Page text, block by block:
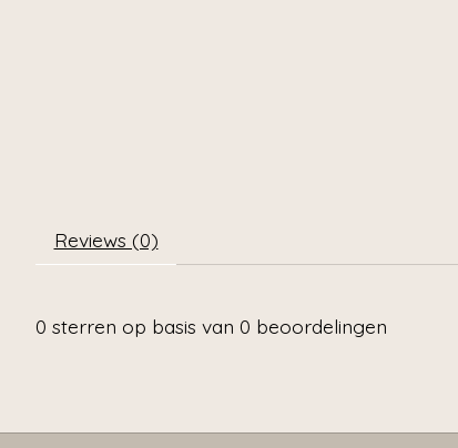
Reviews (0)
0 sterren op basis van 0 beoordelingen